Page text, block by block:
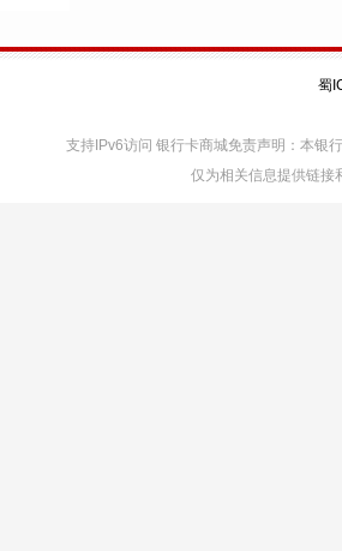
蜀
支持IPv6访问 银行卡商城免责声明：本银
仅为相关信息提供链接